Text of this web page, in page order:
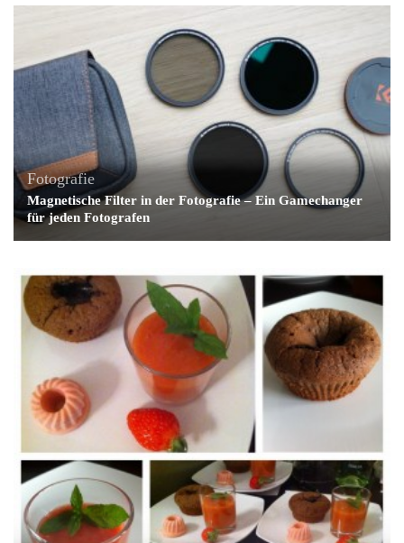
Fotografie
Magnetische Filter in der Fotografie – Ein Gamechanger
für jeden Fotografen